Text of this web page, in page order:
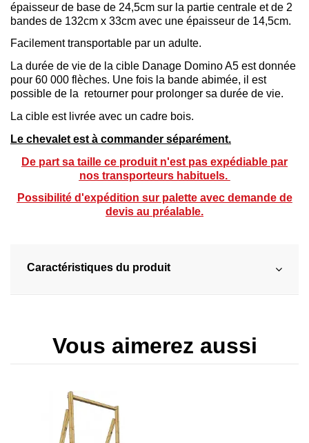
épaisseur de base de 24,5cm sur la partie centrale et de 2
bandes de 132cm x 33cm avec une épaisseur de 14,5cm.
Facilement transportable par un adulte.
La durée de vie de la cible Danage Domino A5 est donnée
pour 60 000 flèches. Une fois la bande abimée, il est
possible de la retourner pour prolonger sa durée de vie.
La cible est livrée avec un cadre bois.
Le chevalet est à commander séparément.
De part sa taille ce produit n'est pas expédiable par
nos transporteurs habituels.
Possibilité d'expédition sur palette avec demande de
devis au préalable.
Caractéristiques du produit
Vous aimerez aussi